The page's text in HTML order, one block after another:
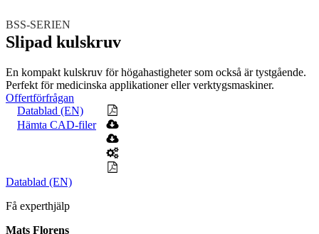
Teknisk support
Offertförfrågan
Mekanik
LinjärenheterAxelkopplingarKulskruvarSkenstyrningar
Mekatronik
Positionsvisare / Mätklockor
Wire-moduler
LinjärmotorerServodrifter
Mätning
BSS-SERIEN
Slipad kulskruv
En kompakt kulskruv för högahastigheter som också är tystgående.
Perfekt för medicinska applikationer eller verktygsmaskiner.
Offertförfrågan
Datablad (EN)
Hämta CAD-filer
Datablad (EN)
Få experthjälp
Mats Florens